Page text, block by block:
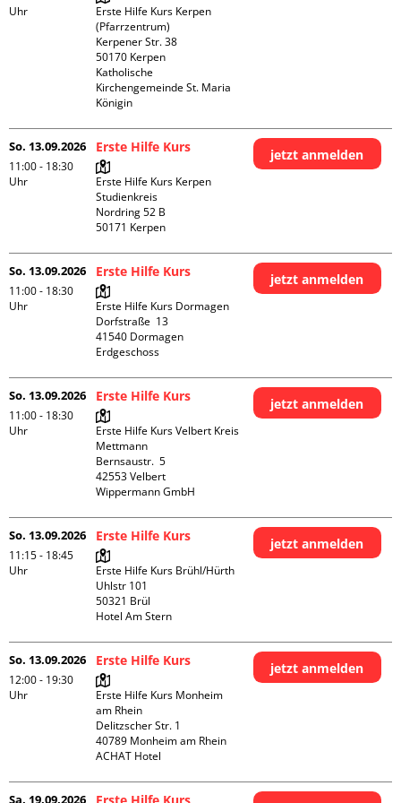
Uhr
Erste Hilfe Kurs Kerpen
(Pfarrzentrum)
Kerpener Str. 38
50170 Kerpen
Katholische
Kirchengemeinde St. Maria
Königin
So. 13.09.2026
11:00 - 18:30
Uhr
Erste Hilfe Kurs
Erste Hilfe Kurs Kerpen
Studienkreis
Nordring 52 B
jetzt anmelden
So. 13.09.2026
11:00 - 18:30
Uhr
Erste Hilfe Kurs
Erste Hilfe Kurs Dormagen
Dorfstraße  13
41540 Dormagen
Erdgeschoss
jetzt anmelden
So. 13.09.2026
11:00 - 18:30
Uhr
Erste Hilfe Kurs
Erste Hilfe Kurs Velbert Kreis
Mettmann
Bernsaustr.  5
42553 Velbert
Wippermann GmbH
jetzt anmelden
So. 13.09.2026
11:15 - 18:45
Uhr
Erste Hilfe Kurs
Erste Hilfe Kurs Brühl/Hürth
Uhlstr 101
50321 Brül
Hotel Am Stern
jetzt anmelden
So. 13.09.2026
12:00 - 19:30
Uhr
Erste Hilfe Kurs
Erste Hilfe Kurs Monheim
am Rhein
Delitzscher Str. 1
40789 Monheim am Rhein
ACHAT Hotel
jetzt anmelden
Sa. 19.09.2026